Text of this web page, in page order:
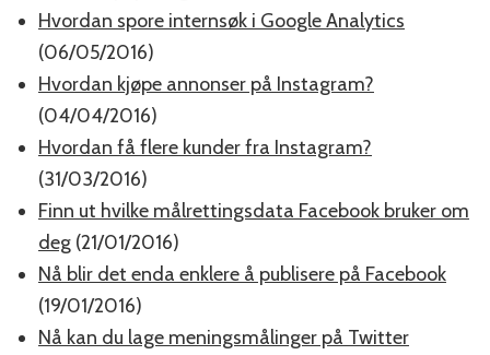
Hvordan spore internsøk i Google Analytics
(06/05/2016)
Hvordan kjøpe annonser på Instagram?
(04/04/2016)
Hvordan få flere kunder fra Instagram?
(31/03/2016)
Finn ut hvilke målrettingsdata Facebook bruker om
deg (21/01/2016)
Nå blir det enda enklere å publisere på Facebook
(19/01/2016)
Nå kan du lage meningsmålinger på Twitter